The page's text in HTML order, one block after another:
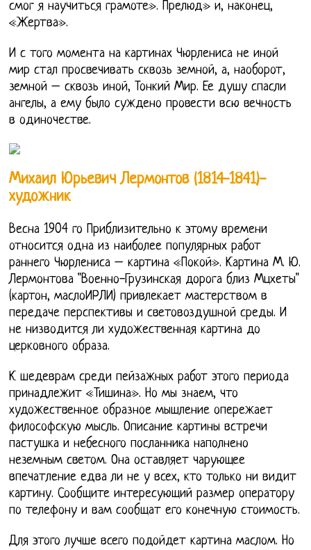
смог я научиться грамоте». Прелюд» и, наконец,
«Жертва».
И с того момента на картинах Чюрлениса не иной
мир стал просвечивать сквозь земной, а, наоборот,
земной – сквозь иной, Тонкий Мир. Ее душу спасли
ангелы, а ему было суждено провести всю вечность
в одиночестве.
Михаил Юрьевич Лермонтов (1814-1841)-
художник
Весна 1904 го Приблизительно к этому времени
относится одна из наиболее популярных работ
раннего Чюрлениса – картина «Покой». Картина М. Ю.
Лермонтова "Военно-Грузинская дорога близ Мцхеты"
(картон, маслоИРЛИ) привлекает мастерством в
передаче перспективы и световоздушной среды. И
не низводится ли художественная картина до
церковного образа.
К шедеврам среди пейзажных работ этого периода
принадлежит «Тишина». Но мы знаем, что
художественное образное мышление опережает
философскую мысль. Описание картины встречи
пастушка и небесного посланника наполнено
неземным светом. Она оставляет чарующее
впечатление едва ли не у всех, кто только ни видит
картину. Сообщите интересующий размер оператору
по телефону и вам сообщат его конечную стоимость.
Для этого лучше всего подойдет картина маслом. Но